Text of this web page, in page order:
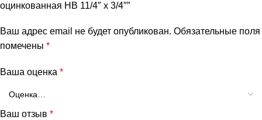
оцинкованная НВ 11/4″ х 3/4″”
Ваш адрес email не будет опубликован. Обязательные поля
помечены *
Ваша оценка *
Ваш отзыв *